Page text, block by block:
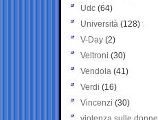
Udc (64)
Università (128)
V-Day (2)
Veltroni (30)
Vendola (41)
Verdi (16)
Vincenzi (30)